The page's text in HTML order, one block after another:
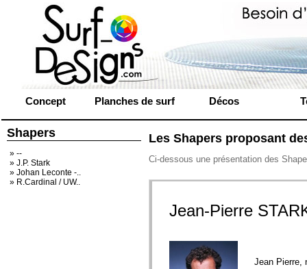
Concept Planches de surf Décos
Shapers
» --
» J.P. Stark
» Johan Leconte -..
» R.Cardinal / UW..
Les Shapers proposant
Ci-dessous une présentation des
Jean-Pierre
Jean Pierre,